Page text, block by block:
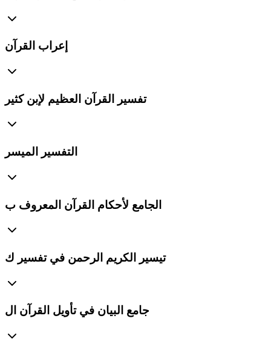
إعراب القرآن
تفسير القرآن العظيم لإبن كثير
التفسير الميسر
الجامع لأحكام القرآن المعروف ب
تيسير الكريم الرحمن في تفسير ك
جامع البيان في تأويل القرآن ال